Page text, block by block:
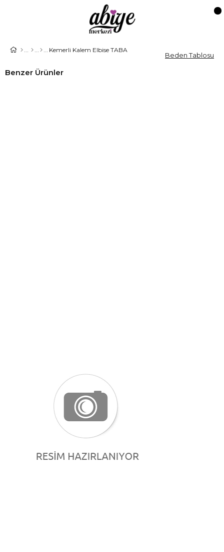
Kemerli Kalem Elbise TABA
Benzer Ürünler
Beden Tablosu